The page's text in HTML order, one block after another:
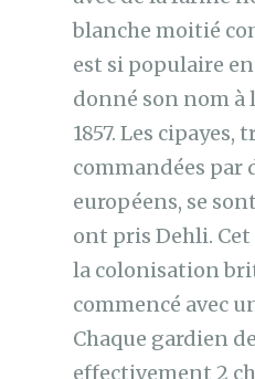
blanche moitié
est si populaire
donné son nom à
1857. Les
commandées par
européens, se
ont pris Dehli.
la colonisation
commencé avec
Chaque gardien
effectivement 2